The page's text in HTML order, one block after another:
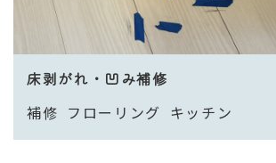
床剥がれ・凹み補修
補修 フローリング キッチン